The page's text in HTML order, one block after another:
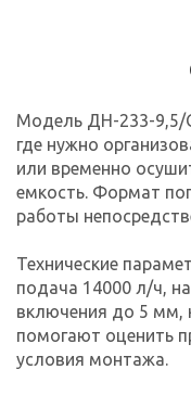
Модель ДН-233-9,5/
где нужно
или временно
емкость. Формат
работы
Технические
подача 14000 л/ч,
включения до 5 мм,
помогают оценить
условия монтажа.